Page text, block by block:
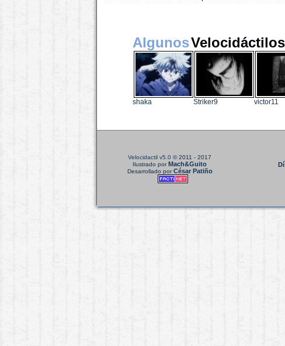
AlgunosVelocidáctilos
shaka Striker9 victor11
Velocidactil v5.0 © 2011 - 2017
Ilustrado porMach&Guito
Desarrollado porCésar Patiño